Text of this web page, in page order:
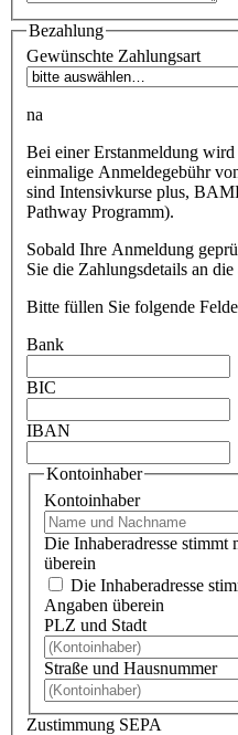
Bezahlung
Gewünschte Zahlungsart
na
Bei einer Erstanmeldung
einmalige Anmeldegebühr
sind Intensivkurse plus,
Pathway Programm).
Sobald Ihre Anmeldung
Sie die Zahlungsdetails an
Bitte füllen Sie folgende
Bank
BIC
IBAN
Kontoinhaber
Kontoinhaber
Die Inhaberadresse stimmt
überein
Die Inhaberadresse
Angaben überein
PLZ und Stadt
Straße und Hausnummer
Zustimmung SEPA